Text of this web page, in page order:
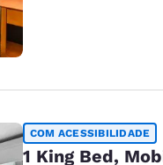
COM ACESSIBILIDADE
1 King Bed,